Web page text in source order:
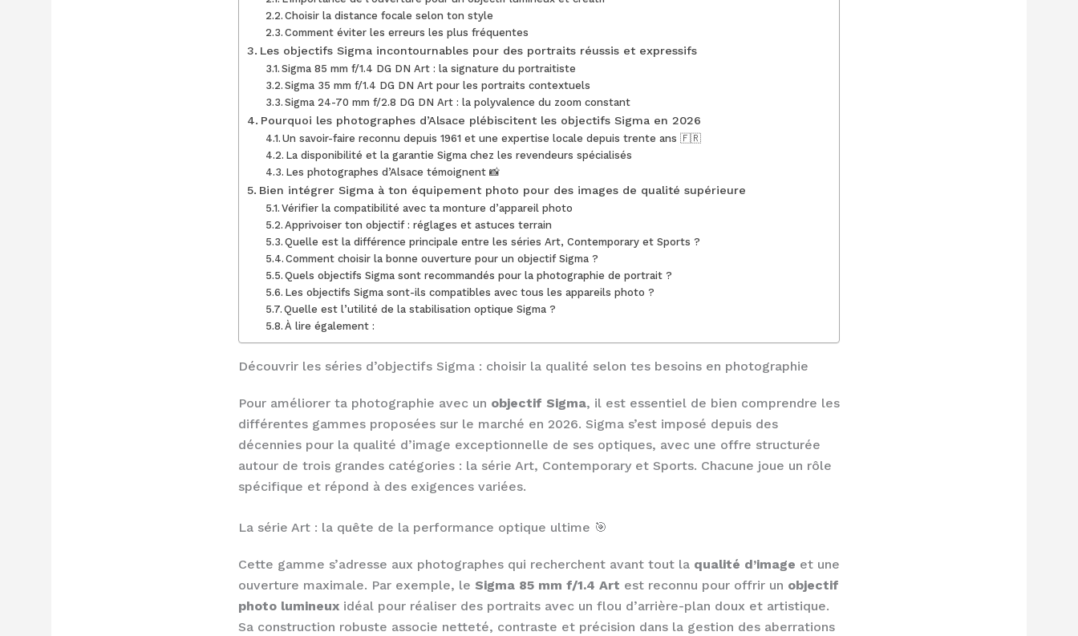
Choisir la distance focale selon ton style
Comment éviter les erreurs les plus fréquentes
Les objectifs Sigma incontournables pour des portraits réussis et expressifs
Sigma 85 mm f/1.4 DG DN Art : la signature du portraitiste
Sigma 35 mm f/1.4 DG DN Art pour les portraits contextuels
Sigma 24-70 mm f/2.8 DG DN Art : la polyvalence du zoom constant
Pourquoi les photographes d’Alsace plébiscitent les objectifs Sigma en 2026
Un savoir-faire reconnu depuis 1961 et une expertise locale depuis trente ans 🇫🇷
La disponibilité et la garantie Sigma chez les revendeurs spécialisés
Les photographes d’Alsace témoignent 📸
Bien intégrer Sigma à ton équipement photo pour des images de qualité supérieure
Vérifier la compatibilité avec ta monture d’appareil photo
Apprivoiser ton objectif : réglages et astuces terrain
Quelle est la différence principale entre les séries Art, Contemporary et Sports ?
Comment choisir la bonne ouverture pour un objectif Sigma ?
Quels objectifs Sigma sont recommandés pour la photographie de portrait ?
Les objectifs Sigma sont-ils compatibles avec tous les appareils photo ?
Quelle est l’utilité de la stabilisation optique Sigma ?
À lire également :
Découvrir les séries d’objectifs Sigma : choisir la qualité selon tes besoins en photographie
Pour améliorer ta photographie avec un objectif Sigma, il est essentiel de bien comprendre les
différentes gammes proposées sur le marché en 2026. Sigma s’est imposé depuis des
décennies pour la qualité d’image exceptionnelle de ses optiques, avec une offre structurée
autour de trois grandes catégories : la série Art, Contemporary et Sports. Chacune joue un rôle
spécifique et répond à des exigences variées.
La série Art : la quête de la performance optique ultime 🎯
Cette gamme s’adresse aux photographes qui recherchent avant tout la qualité d’image et une
ouverture maximale. Par exemple, le Sigma 85 mm f/1.4 Art est reconnu pour offrir un objectif
photo lumineux idéal pour réaliser des portraits avec un flou d’arrière-plan doux et artistique.
Sa construction robuste associe netteté, contraste et précision dans la gestion des aberrations